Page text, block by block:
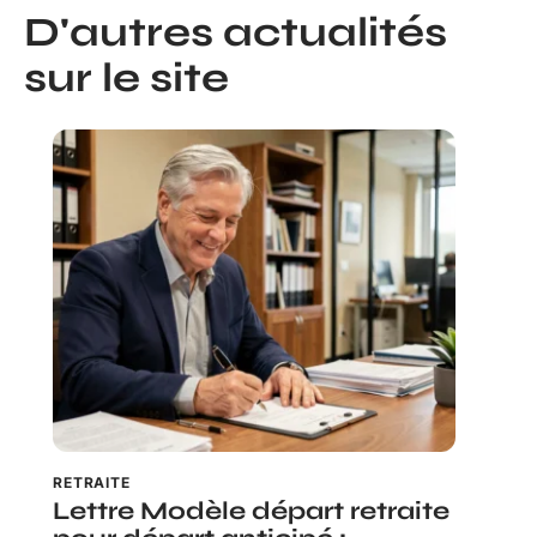
D'autres actualités
sur le site
RETRAITE
Lettre Modèle départ retraite